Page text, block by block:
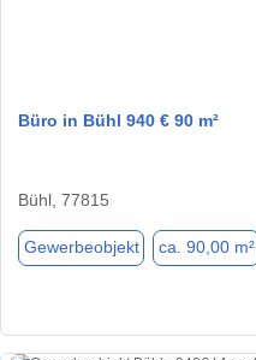
Büro in Bühl 940 € 90 m²
Bühl, 77815
Gewerbeobjekt ca. 90,00 m²